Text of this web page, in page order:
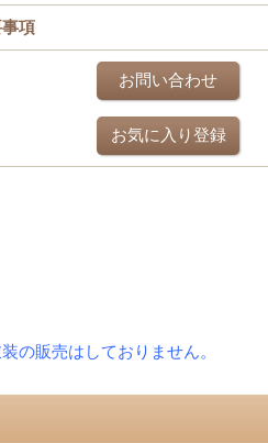
項
お問い合わせ
お気に入り登録
の販売はしておりません。